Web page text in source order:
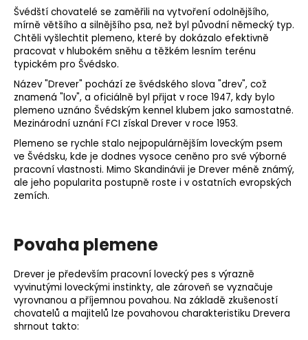
Švédští chovatelé se zaměřili na vytvoření odolnějšího,
mírně většího a silnějšího psa, než byl původní německý typ.
Chtěli vyšlechtit plemeno, které by dokázalo efektivně
pracovat v hlubokém sněhu a těžkém lesním terénu
typickém pro Švédsko.
Název "Drever" pochází ze švédského slova "drev", což
znamená "lov", a oficiálně byl přijat v roce 1947, kdy bylo
plemeno uznáno Švédským kennel klubem jako samostatné.
Mezinárodní uznání FCI získal Drever v roce 1953.
Plemeno se rychle stalo nejpopulárnějším loveckým psem
ve Švédsku, kde je dodnes vysoce ceněno pro své výborné
pracovní vlastnosti. Mimo Skandinávii je Drever méně známý,
ale jeho popularita postupně roste i v ostatních evropských
zemích.
Povaha plemene
Drever je především pracovní lovecký pes s výrazně
vyvinutými loveckými instinkty, ale zároveň se vyznačuje
vyrovnanou a příjemnou povahou. Na základě zkušeností
chovatelů a majitelů lze povahovou charakteristiku Drevera
shrnout takto: